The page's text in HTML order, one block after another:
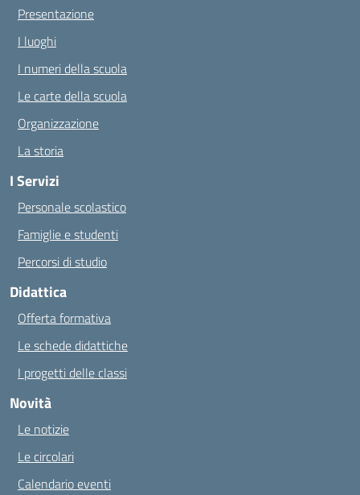
Presentazione
I luoghi
I numeri della scuola
Le carte della scuola
Organizzazione
La storia
I Servizi
Personale scolastico
Famiglie e studenti
Percorsi di studio
Didattica
Offerta formativa
Le schede didattiche
I progetti delle classi
Novità
Le notizie
Le circolari
Calendario eventi